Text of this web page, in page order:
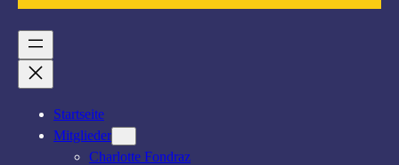
Startseite
Mitglieder
Charlotte Fondraz